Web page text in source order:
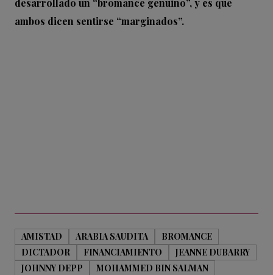
desarrollado un “bromance genuino”, y es que
ambos dicen sentirse “marginados”.
AMISTAD ARABIA SAUDITA
BROMANCE
DICTADOR
FINANCIAMIENTO
JEANNE DUBARRY
JOHNNY DEPP
MOHAMMED BIN SALMAN